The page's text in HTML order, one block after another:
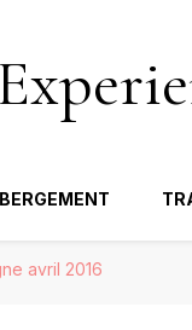
avril 2016